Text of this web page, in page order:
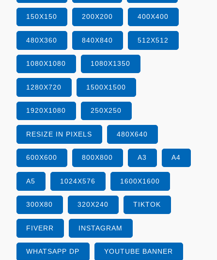
150X150 200X200 400X400
480X360 840X840 512X512
1080X1080 1080X1350
1280X720 1500X1500
1920X1080 250X250
RESIZE IN PIXELS 480X640
600X600 800X800 A3 A4
A5 1024X576 1600X1600
300X80 320X240 TIKTOK
FIVERR INSTAGRAM
WHATSAPP DP YOUTUBE BANNER